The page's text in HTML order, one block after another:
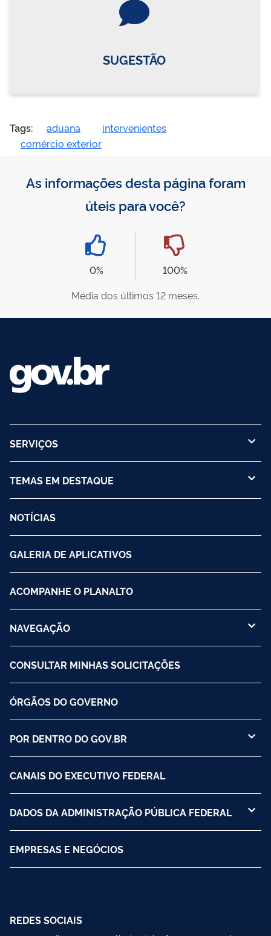
SUGESTÃO
Tags: aduana
intervenientes
comércio exterior
As informações desta página foram
úteis para você?
0%
100%
Média dos últimos 12 meses.
SERVIÇOS
TEMAS EM DESTAQUE
NOTÍCIAS
GALERIA DE APLICATIVOS
ACOMPANHE O PLANALTO
NAVEGAÇÃO
CONSULTAR MINHAS SOLICITAÇÕES
ÓRGÃOS DO GOVERNO
POR DENTRO DO GOV.BR
CANAIS DO EXECUTIVO FEDERAL
DADOS DA ADMINISTRAÇÃO PÚBLICA FEDERAL
EMPRESAS E NEGÓCIOS
REDES SOCIAIS